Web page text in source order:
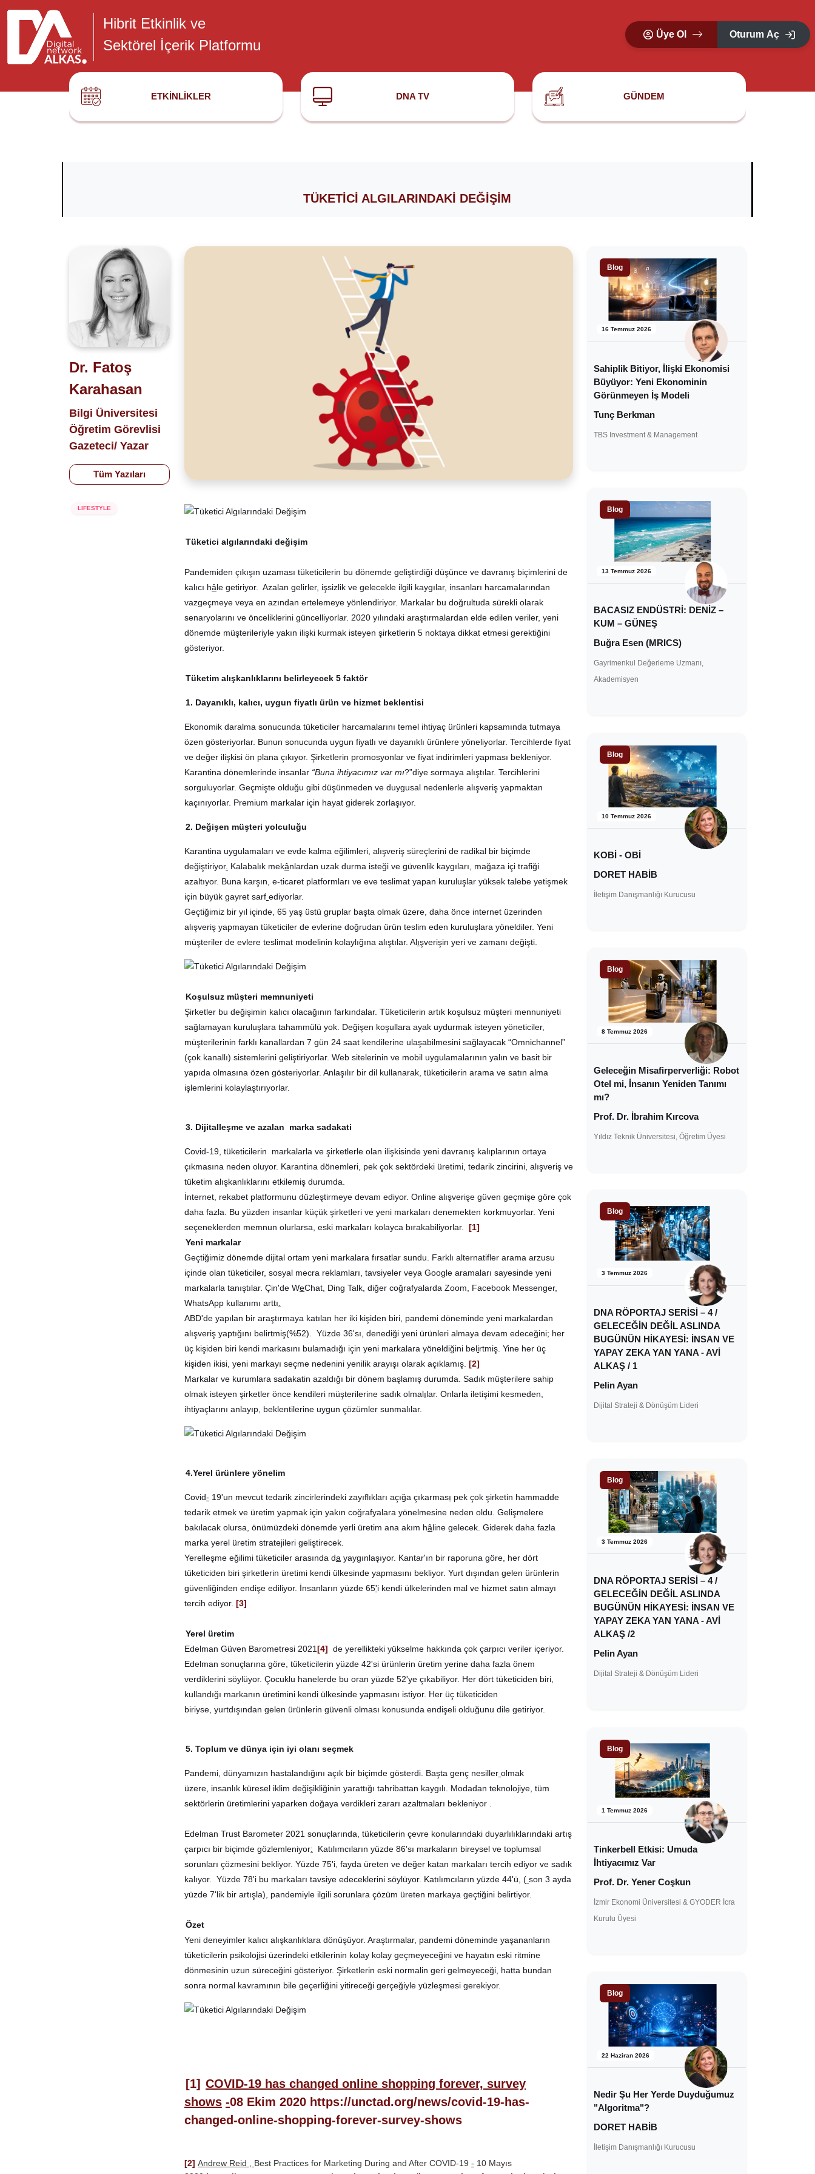
Hibrit Etkinlik ve
Sektörel İçerik Platformu
Üye Ol Oturum Aç
ETKINLIKLER DNA TV GÜNDEM
TÜKETICI ALGILARINDAKI DEĞIŞIM
Dr. Fatoş
Karahasan
Bilgi Üniversitesi
Öğretim Görevlisi
Gazeteci/ Yazar
Tüm Yazıları
LIFESTYLE
Tüketici algılarındaki değişim
Pandemiden çıkışın uzaması tüketicilerin bu dönemde geliştirdiği düşünce ve davranış biçimlerini de
kalıcı hâle getiriyor. Azalan gelirler, işsizlik ve gelecekle ilgili kaygılar, insanları harcamalarından
vazgeçmeye veya en azından ertelemeye yönlendiriyor. Markalar bu doğrultuda sürekli olarak
senaryolarını ve önceliklerini güncelliyorlar. 2020 yılındaki araştırmalardan elde edilen veriler, yeni
dönemde müşterileriyle yakın ilişki kurmak isteyen şirketlerin 5 noktaya dikkat etmesi gerektiğini
gösteriyor.
Tüketim alışkanlıklarını belirleyecek 5 faktör
1. Dayanıklı, kalıcı, uygun fiyatlı ürün ve hizmet beklentisi
Ekonomik daralma sonucunda tüketiciler harcamalarını temel ihtiyaç ürünleri kapsamında tutmaya
özen gösteriyorlar. Bunun sonucunda uygun fiyatlı ve dayanıklı ürünlere yöneliyorlar. Tercihlerde fiyat
ve değer ilişkisi ön plana çıkıyor. Şirketlerin promosyonlar ve fiyat indirimleri yapması bekleniyor.
Karantina dönemlerinde insanlar “Buna ihtiyacımız var mı?”diye sormaya alıştılar. Tercihlerini
sorguluyorlar. Geçmişte olduğu gibi düşünmeden ve duygusal nedenlerle alışveriş yapmaktan
kaçınıyorlar. Premium markalar için hayat giderek zorlaşıyor.
2. Değişen müşteri yolculuğu
Karantina uygulamaları ve evde kalma eğilimleri alışveriş süreçlerini de radikal bir biçimde
değiştiriyor. Kalabalık mekânlardan uzak durma isteği ve güvenlik kaygıları
mağaza içi trafiği
azaltıyor. Buna karşın, e-ticaret platformları ve eve teslimat yapan kuruluşlar yüksek talebe yetişmek
için büyük gayret sarf ediyorlar.
Geçtiğimiz bir yıl içinde, 65 yaş üstü gruplar başta olmak üzere, daha önce internet üzerinden
alışveriş yapmayan tüketiciler de evlerine doğrudan ürün teslim eden kuruluşlara yöneldiler. Yeni
müşteriler de evlere teslimat modelinin kolaylığına alıştılar. Alışverişin yeri ve zamanı değişti.
Koşulsuz müşteri memnuniyeti
Şirketler bu değişimin kalıcı olacağının farkındalar. Tüketicilerin artık koşulsuz müşteri mennuniyeti
sağlamayan kuruluşlara tahammülü yok. Değişen koşullara ayak uydurmak isteyen yöneticiler,
müşterilerinin farklı kanallardan 7 gün 24 saat kendilerine ulaşabilmesini sağlayacak “Omnichannel”
(çok kanallı) sistemlerini geliştiriyorlar. Web sitelerinin ve mobil uygulamalarının yalın ve basit bir
yapıda olmasına özen gösteriyorlar. Anlaşılır bir dil kullanarak, tüketicilerin arama ve satın alma
işlemlerini kolaylaştırıyorlar.
3. Dijitalleşme ve azalan marka sadakati
Covid-19 tüketicilerin markalarla ve şirketlerle olan ilişkisinde yeni davranış kalıplarının ortaya
çıkmasına neden oluyor. Karantina dönemleri, pek çok sektördeki üretimi, tedarik zincirini, alışveriş ve
tüketim alışkanlıklarını etkilemiş durumda.
İnternet rekabet platformunu düzleştirmeye devam ediyor. Online alışverişe güven geçmişe göre çok
daha fazla. Bu yüzden insanlar küçük şirketleri ve yeni markaları denemekten korkmuyorlar. Yeni
seçeneklerden memnun olurlarsa, eski markaları kolayca bırakabiliyorlar.
[1]
Yeni markalar
Geçtiğimiz dönemde dijital ortam yeni markalara fırsatlar sundu. Farklı alternatifler arama arzusu
içinde olan tüketiciler, sosyal mecra reklamları, tavsiyeler veya Google aramaları sayesinde yeni
markalarla tanıştılar. Çin'de WeChat, Ding Talk, diğer coğrafyalarda Zoom, Facebook Messenger,
WhatsApp kullanımı arttı
ABD'de yapılan bir araştırmaya katılan her iki kişiden biri, pandemi döneminde yeni markalardan
alışveriş yaptığını belirtmiş(%52). Yüzde 36'sı denediği yeni ürünleri almaya devam edeceğini; her
üç kişiden biri kendi markasını bulamadığı için yeni markalara yöneldiğini belirtmiş. Yine her üç
kişiden ikisi yeni markayı seçme nedenini yenilik arayışı olarak açıklamış. [2]
Markalar ve kurumlara sadakatin azaldığı bir dönem başlamış durumda. Sadık müşterilere sahip
olmak isteyen şirketler önce kendileri müşterilerine sadık olmalılar. Onlarla iletişimi kesmeden,
ihtiyaçlarını anlayıp, beklentilerine uygun çözümler sunmalılar.
4.Yerel ürünlere yönelim
Covid- 19'un mevcut tedarik zincirlerindeki zayıflıkları açığa çıkarması pek çok şirketin hammadde
tedarik etmek ve üretim yapmak için yakın coğrafyalara yönelmesine neden oldu. Gelişmelere
bakılacak olursa, önümüzdeki dönemde yerli üretim ana akım hâline gelecek. Giderek daha fazla
marka yerel üretim stratejileri geliştirecek.
Yerelleşme eğilimi tüketiciler arasında da yaygınlaşıyor. Kantar'ın bir raporuna göre her dört
tüketiciden biri şirketlerin üretimi kendi ülkesinde yapmasını bekliyor. Yurt dışından gelen ürünlerin
güvenliğinden endişe ediliyor. İnsanların yüzde 65'i kendi ülkelerinden mal ve hizmet satın almayı
tercih ediyor. [3]
Yerel üretim
Edelman Güven Barometresi 2021[4] de yerellikteki yükselme hakkında çok çarpıcı veriler içeriyor.
Edelman sonuçlarına göre, tüketicilerin yüzde 42'si ürünlerin üretim yerine daha fazla önem
verdiklerini söylüyor. Çocuklu hanelerde bu oran yüzde 52'ye çıkabiliyor. Her dört tüketiciden biri,
kullandığı markanın üretimini kendi ülkesinde yapmasını istiyor. Her üç tüketiciden
biriyse yurtdışından gelen ürünlerin güvenli olması konusunda endişeli olduğunu dile getiriyor.
5. Toplum ve dünya için iyi olanı seçmek
Pandemi dünyamızın hastalandığını açık bir biçimde gösterdi. Başta genç nesiller olmak
üzere insanlık küresel iklim değişikliğinin yarattığı tahribattan kaygılı. Modadan teknolojiye tüm
sektörlerin üretimlerini yaparken doğaya verdikleri zararı azaltmaları bekleniyor .
Edelman Trust Barometer 2021 sonuçlarında tüketicilerin çevre konularındaki duyarlılıklarındaki artış
çarpıcı bir biçimde gözlemleniyor:
Katılımcıların yüzde 86'sı markaların bireysel ve toplumsal
sorunları çözmesini bekliyor. Yüzde 75'i, fayda üreten ve değer katan markaları tercih ediyor ve sadık
kalıyor. Yüzde 78'i bu markaları tavsiye edeceklerini söylüyor. Katılımcıların yüzde 44'ü, ( son 3 ayda
yüzde 7'lik bir artışla)
pandemiyle ilgili sorunlara çözüm üreten markaya geçtiğini belirtiyor.
Özet
Yeni deneyimler kalıcı alışkanlıklara dönüşüyor. Araştırmalar, pandemi döneminde yaşananların
tüketicilerin psikolojisi üzerindeki etkilerinin kolay kolay geçmeyeceğini ve hayatın eski ritmine
dönmesinin uzun süreceğini gösteriyor. Şirketlerin eski normalin geri gelmeyeceği, hatta bundan
sonra normal kavramının bile geçerliğini yitireceği gerçeğiyle yüzleşmesi gerekiyor.
[1] COVID-19 has changed online shopping forever, survey
shows -08 Ekim 2020 https://unctad.org/news/covid-19-has-
changed-online-shopping-forever-survey-shows
[2] Andrew Reid , Best Practices for Marketing During and After COVID-19 - 10 Mayıs
Blog
16 Temmuz 2026
Sahiplik Bitiyor, İlişki Ekonomisi
Büyüyor: Yeni Ekonominin
Görünmeyen İş Modeli
Tunç Berkman
TBS Investment & Management
Blog
13 Temmuz 2026
BACASIZ ENDÜSTRİ: DENİZ –
KUM – GÜNEŞ
Buğra Esen (MRICS)
Gayrimenkul Değerleme Uzmanı,
Akademisyen
Blog
10 Temmuz 2026
KOBİ - OBİ
DORET HABİB
İletişim Danışmanlığı Kurucusu
Blog
8 Temmuz 2026
Geleceğin Misafirperverliği: Robot
Otel mi, İnsanın Yeniden Tanımı
mı?
Prof. Dr. İbrahim Kırcova
Yıldız Teknik Üniversitesi, Öğretim Üyesi
Blog
3 Temmuz 2026
DNA RÖPORTAJ SERİSİ – 4 /
GELECEĞİN DEĞİL ASLINDA
BUGÜNÜN HİKAYESİ: İNSAN VE
YAPAY ZEKA YAN YANA - AVİ
ALKAŞ / 1
Pelin Ayan
Dijital Strateji & Dönüşüm Lideri
Blog
3 Temmuz 2026
DNA RÖPORTAJ SERİSİ – 4 /
GELECEĞİN DEĞİL ASLINDA
BUGÜNÜN HİKAYESİ: İNSAN VE
YAPAY ZEKA YAN YANA - AVİ
ALKAŞ /2
Pelin Ayan
Dijital Strateji & Dönüşüm Lideri
Blog
1 Temmuz 2026
Tinkerbell Etkisi: Umuda
İhtiyacımız Var
Prof. Dr. Yener Coşkun
İzmir Ekonomi Üniversitesi & GYODER İcra
Kurulu Üyesi
Blog
22 Haziran 2026
Nedir Şu Her Yerde Duyduğumuz
"Algoritma"?
DORET HABİB
İletişim Danışmanlığı Kurucusu